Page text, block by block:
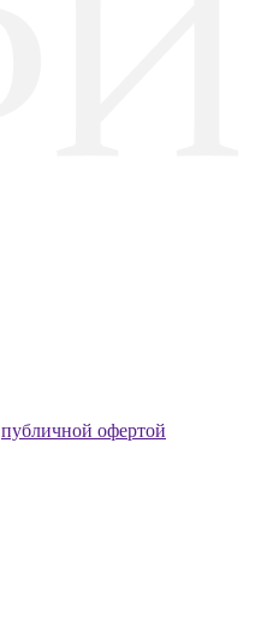
публичной офертой